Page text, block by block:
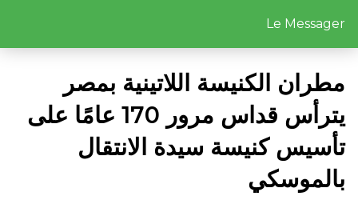
Le Messager
مطران الكنيسة اللاتينية بمصر
يترأس قداس مرور 170 عامًا على
تأسيس كنيسة سيدة الانتقال
بالموسكي